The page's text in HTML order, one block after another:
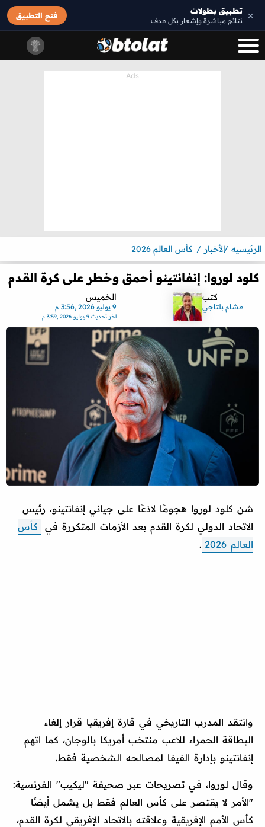
× تطبيق بطولات
نتائج مباشرة وإشعار بكل هدف
فتح التطبيق
الرئيسيه الأخبار كأس العالم 2026
كلود لوروا: إنفانتينو أحمق وخطر على كرة القدم
كتب
هشام بلتاجي
الخميس
9 يوليو 2026 ,3:56 م
اخر تحديث9 يوليو 2026 ,3:59 م
شن كلود لوروا هجومًا لاذعًا على جياني إنفانتينو، رئيس
الاتحاد الدولي لكرة القدم بعد الأزمات المتكررة في
كأس
العالم 2026
.
وانتقد المدرب التاريخي في قارة إفريقيا قرار إلغاء
البطاقة الحمراء للاعب منتخب أمريكا بالوجان، كما اتهم
إنفانتينو بإدارة الفيفا لمصالحه الشخصية فقط.
وقال لوروا، في تصريحات عبر صحيفة "ليكيب" الفرنسية:
"الأمر لا يقتصر على كأس العالم فقط بل يشمل أيضًا
كأس الأمم الإفريقية وعلاقته بالاتحاد الإفريقي لكرة القدم،